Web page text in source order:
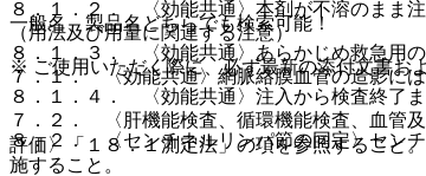
８．１．２． 〈効能共通〉本剤が不溶のまま
８．１．３． 〈効能共通〉あらかじめ救急用
８．１．４． 〈効能共通〉注入から検査終了
８．２． 〈センチネルリンパ節の同定〉セン
施すること。
（用法及び用量に関連する注意）
７．１． 〈効能共通〉網脈絡膜血管の造影に
７．２． 〈肝機能検査、循環機能検査、血管
評価〉「１８．１測定法」の項を参照すること。
一般名、製品名どちらでも検索可能！
※ ご使用いただく際に、必ず最新の添付文書お